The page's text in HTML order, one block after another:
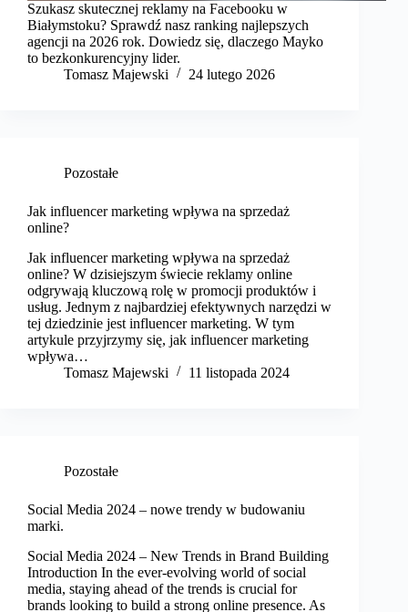
Szukasz skutecznej reklamy na Facebooku w
Białymstoku? Sprawdź nasz ranking najlepszych
agencji na 2026 rok. Dowiedz się, dlaczego Mayko
to bezkonkurencyjny lider.
Tomasz Majewski
24 lutego 2026
Pozostałe
Jak influencer marketing wpływa na sprzedaż
online?
Jak influencer marketing wpływa na sprzedaż
online? W dzisiejszym świecie reklamy online
odgrywają kluczową rolę w promocji produktów i
usług. Jednym z najbardziej efektywnych narzędzi w
tej dziedzinie jest influencer marketing. W tym
artykule przyjrzymy się, jak influencer marketing
wpływa…
Tomasz Majewski
11 listopada 2024
Pozostałe
Social Media 2024 – nowe trendy w budowaniu
marki.
Social Media 2024 – New Trends in Brand Building
Introduction In the ever-evolving world of social
media, staying ahead of the trends is crucial for
brands looking to build a strong online presence. As